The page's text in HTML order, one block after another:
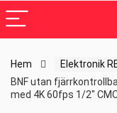
Hem Elektronik
BNF utan
med 4K 60fps 1/2″